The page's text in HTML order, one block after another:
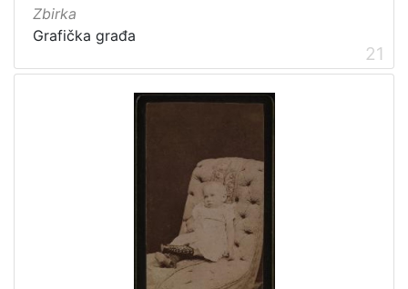
Zbirka
Grafička građa
21